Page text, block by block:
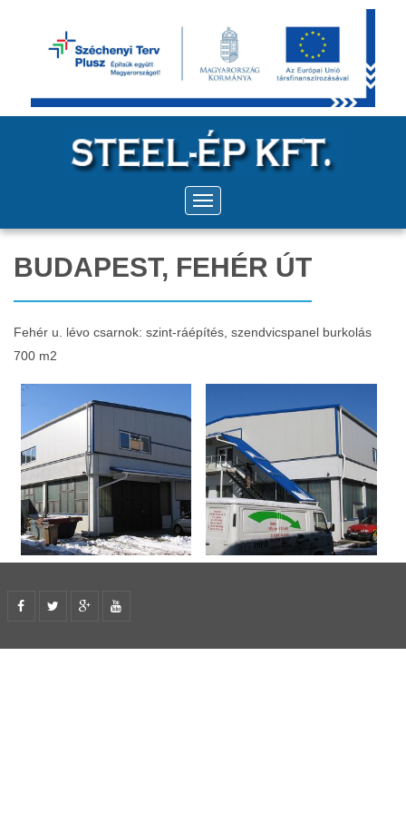
BUDAPEST, FEHÉR ÚT
Fehér u. lévo csarnok: szint-ráépítés, szendvicspanel burkolás
700 m2